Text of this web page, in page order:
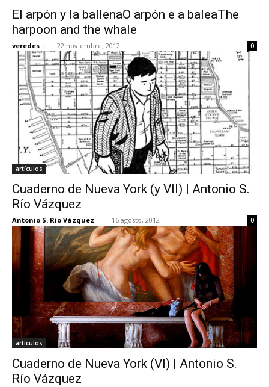
El arpón y la ballenaO arpón e a baleaThe
harpoon and the whale
veredes - 22 noviembre, 2012 0
artículos
Cuaderno de Nueva York (y VII) | Antonio S.
Río Vázquez
Antonio S. Río Vázquez - 16 agosto, 2012 0
artículos
Cuaderno de Nueva York (VI) | Antonio S.
Río Vázquez